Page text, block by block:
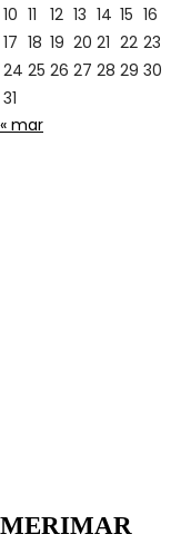
10 11 12 13 14 15 16
17 18 19 20 21 22 23
24 25 26 27 28 29 30
31
« mar
MERIMAR